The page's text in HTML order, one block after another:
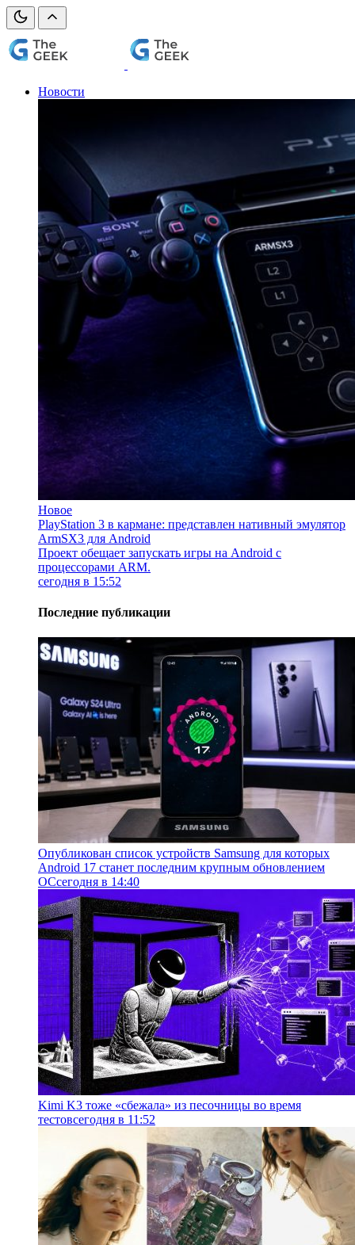
Новости
Новое
PlayStation 3 в кармане: представлен нативный эмулятор
ArmSX3 для Android
Проект обещает запускать игры на Android с
процессорами ARM.
сегодня в 15:52
Последние публикации
Опубликован список устройств Samsung для которых
Android 17 станет последним крупным обновлением
ОСсегодня в 14:40
Kimi K3 тоже «сбежала» из песочницы во время
тестовсегодня в 11:52